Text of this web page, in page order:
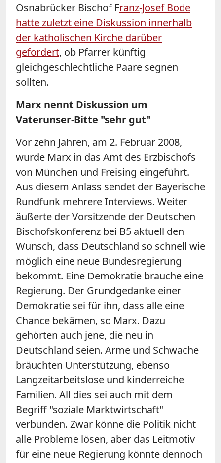
Osnabrücker Bischof Franz-Josef Bode
hatte zuletzt eine Diskussion innerhalb
der katholischen Kirche darüber
gefordert, ob Pfarrer künftig
gleichgeschlechtliche Paare segnen
sollten.
Marx nennt Diskussion um
Vaterunser-Bitte "sehr gut"
Vor zehn Jahren, am 2. Februar 2008,
wurde Marx in das Amt des Erzbischofs
von München und Freising eingeführt.
Aus diesem Anlass sendet der Bayerische
Rundfunk mehrere Interviews. Weiter
äußerte der Vorsitzende der Deutschen
Bischofskonferenz bei B5 aktuell den
Wunsch, dass Deutschland so schnell wie
möglich eine neue Bundesregierung
bekommt. Eine Demokratie brauche eine
Regierung. Der Grundgedanke einer
Demokratie sei für ihn, dass alle eine
Chance bekämen, so Marx. Dazu
gehörten auch jene, die neu in
Deutschland seien. Arme und Schwache
bräuchten Unterstützung, ebenso
Langzeitarbeitslose und kinderreiche
Familien. All dies sei auch mit dem
Begriff "soziale Marktwirtschaft"
verbunden. Zwar könne die Politik nicht
alle Probleme lösen, aber das Leitmotiv
für eine neue Regierung könnte dennoch